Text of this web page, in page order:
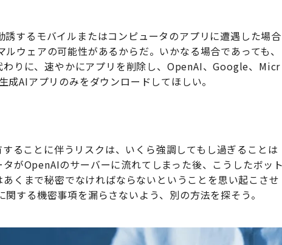
するモバイルまたはコンピュータのアプリに遭遇した場合
ウェアの可能性があるからだ。いかなる場合であっても、
りに、速やかにアプリを削除し、OpenAI、Google、Micr
AIアプリのみをダウンロードしてほしい。
ることに伴うリスクは、いくら強調してもし過ぎることは
がOpenAIのサーバーに流れてしまった後、こうしたボット
くまで秘密でなければならないということを思い起こさせ
する機密事項を漏らさないよう、別の方法を探そう。